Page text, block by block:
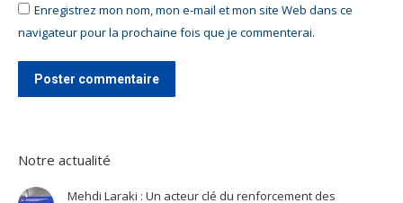
Enregistrez mon nom, mon e-mail et mon site Web dans ce
navigateur pour la prochaine fois que je commenterai.
Poster commentaire
Notre actualité
Mehdi Laraki : Un acteur clé du renforcement des